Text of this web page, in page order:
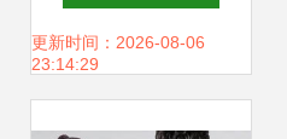
长袖厂家尾单尾货
更新时间：2026-08-06
23:14:29